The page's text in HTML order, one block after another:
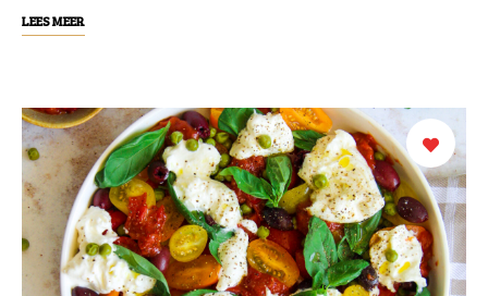
LEES MEER